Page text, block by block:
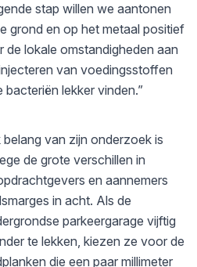
stap willen we aantonen
grond en op het metaal positief
lokale omstandigheden aan
van voedingsstoffen
lekker vinden.”
van zijn onderzoek is
de grote verschillen in
en aannemers
in acht. Als de
parkeergarage vijftig
te lekken, kiezen ze voor de
die een paar millimeter